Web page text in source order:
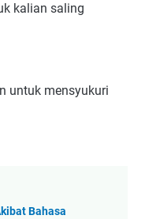
kalian saling
untuk mensyukuri
Bahasa